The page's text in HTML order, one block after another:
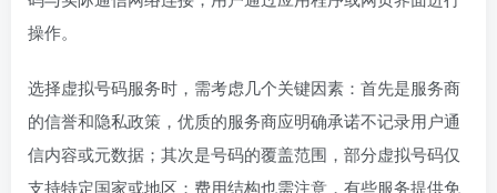
操作。
选择虚拟号码服务时，需考虑几个关键因素：首先是服务商
的信誉和隐私政策，优质的服务商应明确承诺不记录用户通
信内容或元数据；其次是号码的覆盖范围，部分虚拟号码仅
支持特定国家或地区；费用结构也需注意，有些服务提供免